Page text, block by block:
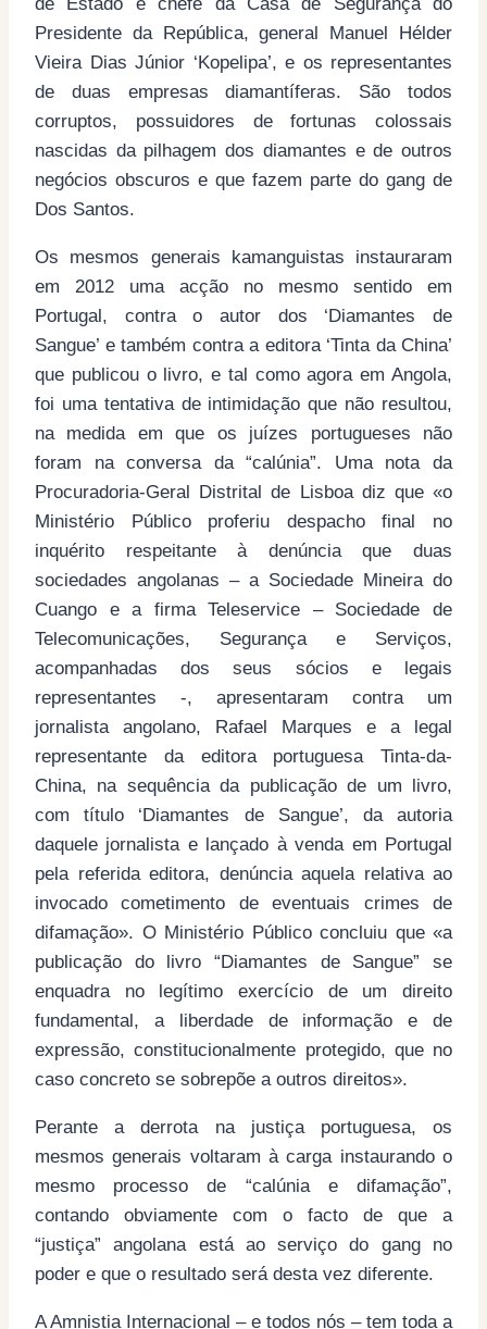
Presidente da República, general Manuel Hélder
Vieira Dias Júnior ‘Kopelipa’, e os representantes
de duas empresas diamantíferas. São todos
corruptos, possuidores de fortunas colossais
nascidas da pilhagem dos diamantes e de outros
negócios obscuros e que fazem parte do gang de
Dos Santos.
Os mesmos generais kamanguistas instauraram
em 2012 uma acção no mesmo sentido em
Portugal, contra o autor dos ‘Diamantes de
Sangue’ e também contra a editora ‘Tinta da China’
que publicou o livro, e tal como agora em Angola,
foi uma tentativa de intimidação que não resultou,
na medida em que os juízes portugueses não
foram na conversa da “calúnia”. Uma nota da
Procuradoria-Geral Distrital de Lisboa diz que «o
Ministério Público proferiu despacho final no
inquérito respeitante à denúncia que duas
sociedades angolanas – a Sociedade Mineira do
Cuango e a firma Teleservice – Sociedade de
Telecomunicações, Segurança e Serviços,
acompanhadas dos seus sócios e legais
representantes -, apresentaram contra um
jornalista angolano, Rafael Marques e a legal
representante da editora portuguesa Tinta-da-
China, na sequência da publicação de um livro,
com título ‘Diamantes de Sangue’, da autoria
daquele jornalista e lançado à venda em Portugal
pela referida editora, denúncia aquela relativa ao
invocado cometimento de eventuais crimes de
difamação». O Ministério Público concluiu que «a
publicação do livro “Diamantes de Sangue” se
enquadra no legítimo exercício de um direito
fundamental, a liberdade de informação e de
expressão, constitucionalmente protegido, que no
caso concreto se sobrepõe a outros direitos».
Perante a derrota na justiça portuguesa, os
mesmos generais voltaram à carga instaurando o
mesmo processo de “calúnia e difamação”,
contando obviamente com o facto de que a
“justiça” angolana está ao serviço do gang no
poder e que o resultado será desta vez diferente.
A Amnistia Internacional – e todos nós – tem toda a